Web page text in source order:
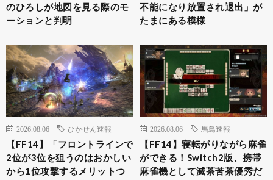
のひろしが地図を見る際のモ
ーションと判明
不能になり放置され退出」が
たまにある模様
2026.08.06 ひかせん速報
【FF14】「フロントラインで
2位が3位を狙うのはおかしい
から1位攻撃するメリットつ
2026.08.06 馬鳥速報
【FF14】寝転がりながら麻雀
ができる！Switch2版、携帯
麻雀機として滅茶苦茶優秀だ